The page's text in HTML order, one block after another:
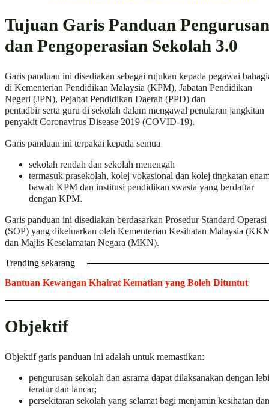
Tujuan Garis Panduan Pengurusan
dan Pengoperasian Sekolah 3.0
Garis panduan ini disediakan sebagai rujukan kepada pegawai
di Kementerian Pendidikan Malaysia (KPM), Jabatan Pendidikan
Negeri (JPN), Pejabat Pendidikan Daerah (PPD) dan
pentadbir serta guru di sekolah dalam mengawal penularan jangkitan
penyakit Coronavirus Disease 2019 (COVID-19).
Garis panduan ini terpakai kepada semua
sekolah rendah dan sekolah menengah
termasuk prasekolah, kolej vokasional dan kolej tingkatan
bawah KPM dan institusi pendidikan swasta yang berdaftar
dengan KPM.
Garis panduan ini disediakan berdasarkan Prosedur Standard Operasi
(SOP) yang dikeluarkan oleh Kementerian Kesihatan Malaysia
dan Majlis Keselamatan Negara (MKN).
Trending sekarang
Bantuan Kewangan Khairat Kematian yang Boleh Dituntut
Objektif
Objektif garis panduan ini adalah untuk memastikan:
pengurusan sekolah dan asrama dapat dilaksanakan dengan
teratur dan lancar;
persekitaran sekolah yang selamat bagi menjamin kesihatan dan